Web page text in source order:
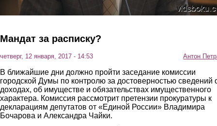
Мандат за расписку?
четверг, 12 января, 2017 - 14:53 Антон
В ближайшие дни должно пройти заседание комиссии
городской Думы по контролю за достоверностью сведений
доходах, об имуществе и обязательствах имущественного
характера. Комиссия рассмотрит претензии прокуратуры к
декларациям депутатов от «Единой России» Владимира
Бочарова и Александра Чайки.